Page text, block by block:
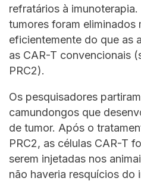
refratários à
tumores foram eliminados
eficientemente do que as
as CAR-T convencionais
PRC2).
Os pesquisadores
camundongos que
de tumor. Após o
PRC2, as células CAR-T
serem injetadas nos
não haveria resquícios do